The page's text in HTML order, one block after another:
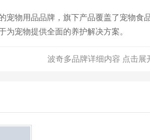
宠物用品品牌，旗下产品覆盖了宠物
为宠物提供全面的养护解决方案。
波奇多品牌详细内容 点击展